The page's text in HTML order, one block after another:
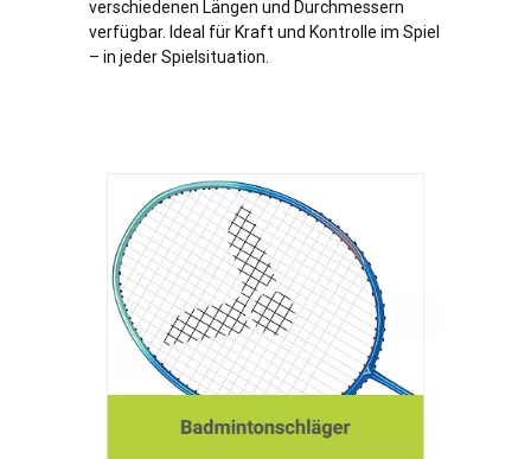
verschiedenen Längen und Durchmessern
verfügbar. Ideal für Kraft und Kontrolle im Spiel
– in jeder Spielsituation.